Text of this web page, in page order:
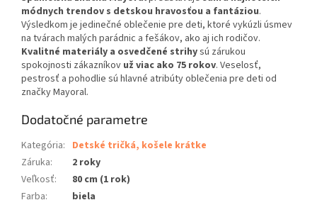
módnych trendov s detskou hravosťou a fantáziou.
Výsledkom je jedinečné oblečenie pre deti, ktoré vykúzli úsmev
na tvárach malých parádnic a fešákov, ako aj ich rodičov.
Kvalitné materiály a osvedčené strihysú zárukou
spokojnosti zákazníkov už viac ako 75 rokov. Veselosť,
pestrosť a pohodlie sú hlavné atribúty oblečenia pre deti od
značky Mayoral.
Dodatočné parametre
Kategória: Detské tričká, košele krátke
Záruka:
2 roky
Veľkosť:
80 cm (1 rok)
Farba: biela